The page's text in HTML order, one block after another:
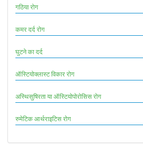
गठिया रोग
कमर दर्द रोग
घुटने का दर्द
ऑस्टियोक्लास्ट विकार रोग
अस्थिसुषिरता या ऑस्टियोपोरोसिस रोग
रुमेटिक आर्थराइटिस रोग